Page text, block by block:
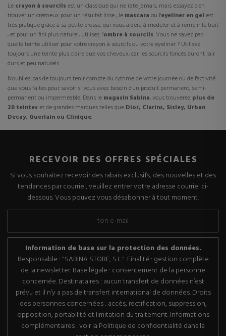
Le crayon à sourcils est un classique qui ne rate jamais, mais essayez d'en
trouver un crémeux pour un résultat lisse ; le mascara ou l'eyeliner en gel est
très pratique grâce à sa petite brosse, qui vous aidera à modeler et à remplir le trait
; et pour un fini plus naturel, utilisez l'ombre à sourcils. Vous ne savez pas
quelle teinte utiliser pour votre crayon à sourcils ou votre eyeliner ? Utilisez
toujours une teinte plus claire que vos cheveux, car les sourcils foncés auront l'air
durs et peu naturels.
N'oubliez pas de toujours tenir compte du rythme de votre journée ou de l'activité
que vous faites pour savoir si vous avez besoin d'un produit permanent, semi-
permanent ou imperméable. Dans le magasin Sabina, vous trouverez plus de
20 teintes et de grandes marques telles que Dior, Clarins, Sisley, Urban
Decay, Guerlain ou Clinique.
RECEVOIR DES OFFRES SPÉCIALES
Si vous souhaitez recevoir des rabais exclusifs, des nouvelles et des
tendances par courriel, veuillez entrer votre adresse courriel ci-
dessous. Vous pouvez vous désabonner à tout moment.
Information de base sur la protection des données.
Responsable : "SABINA STORE, S.L.". Finalité : gestion complète
de la newsletter. Base légale : consentement de la personne
concernée. Destinataires : aucun transfert de données n’est
prévu et il n’y a pas de transfert international de données. Droits
des personnes concernées : accès, rectification, suppression,
opposition, portabilité et limitation du traitement. Informations
complémentaires : voir la Politique de confidentialité dans la